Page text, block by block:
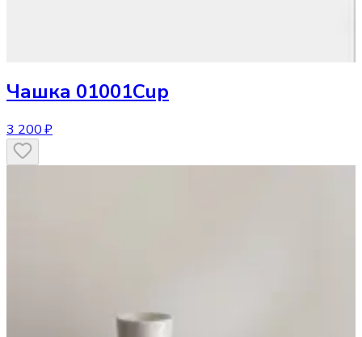
Чашка 01001Cup
3 200 ₽